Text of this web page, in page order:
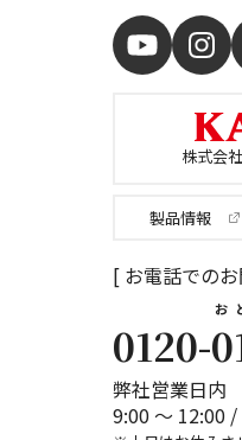
株式会
製品情報
[ お電話での
0120-
お
弊社営業日内
9:00 ～ 12:00